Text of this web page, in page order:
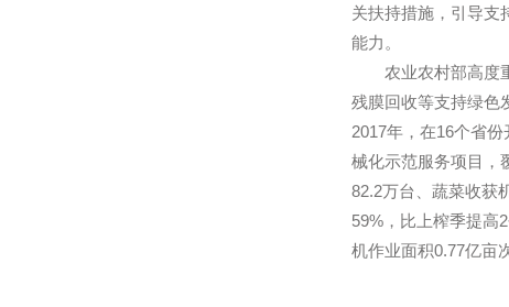
建设综合农事
关扶持措施，
能力。
农业农村部高